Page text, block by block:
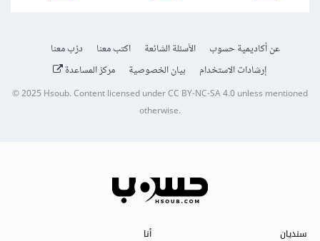
عن أكاديمية حسوب الأسئلة الشائعة اكتب معنا
درّب معنا
إرشادات الاستخدام
بيان الخصوصية مركز المساعدة
© 2025Hsoub.Content licensed underCC BY-NC-SA 4.0unless mentioned
otherwise.